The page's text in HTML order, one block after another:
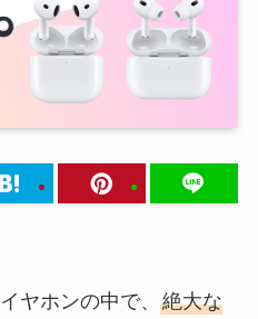
ヤホンの中で、 絶大な